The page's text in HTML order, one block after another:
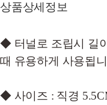
상품상세정보
◆ 터널로 조립시 길
때 유용하게 사용됩
◆ 사이즈 : 직경